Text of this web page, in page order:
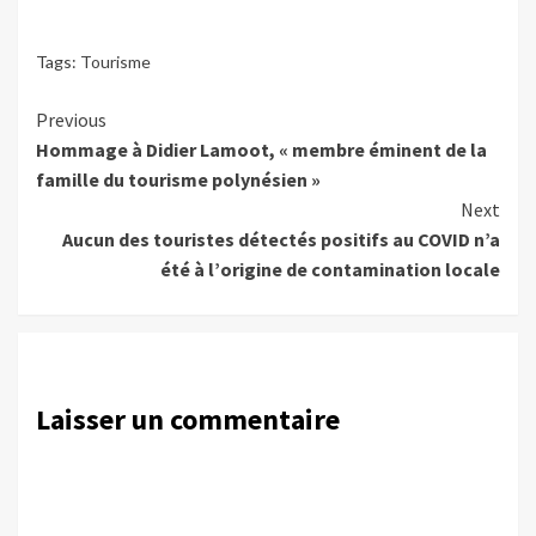
Tags: Tourisme
Continue
Reading
Previous
Hommage à Didier Lamoot, « membre éminent de la
famille du tourisme polynésien »
Next
Aucun des touristes détectés positifs au COVID n’a
été à l’origine de contamination locale
Laisser un commentaire